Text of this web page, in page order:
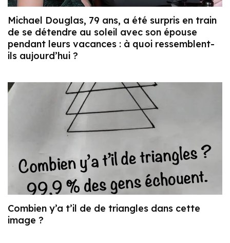
Michael Douglas, 79 ans, a été surpris en train
de se détendre au soleil avec son épouse
pendant leurs vacances : à quoi ressemblent-
ils aujourd’hui ?
Combien y’a t’il de de triangles dans cette
image ?